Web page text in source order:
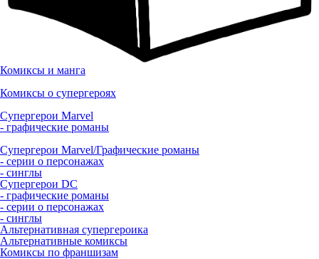
Комиксы и манга
Комиксы о супергероях
Супергерои Marvel
- графические романы
Супергерои Marvel/Графические романы
- серии о персонажах
- синглы
Супергерои DC
- графические романы
- серии о персонажах
- синглы
Альтернативная супергероика
Альтернативные комиксы
Комиксы по франшизам